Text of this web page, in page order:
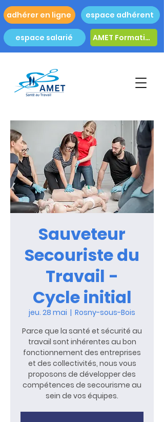
adhérer en ligne espace adhérent
espace salarié AMET Formation
Sauveteur
Secouriste du
Travail -
Cycle initial
jeu. 28 mai
  |
Rosny-sous-Bois
Parce que la santé et sécurité au
travail sont inhérentes au bon
fonctionnement des entreprises
et des collectivités, nous vous
proposons de développer des
compétences de secourisme au
sein de vos équipes.